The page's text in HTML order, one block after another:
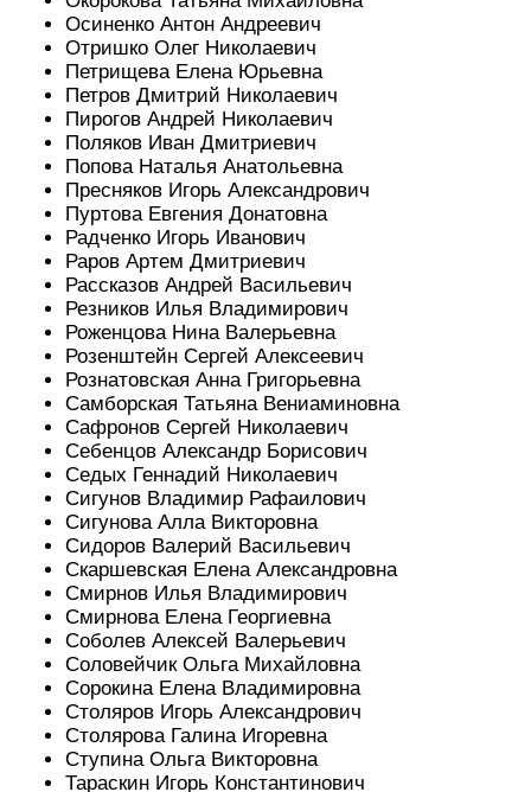
Осиненко Антон Андреевич
Отришко Олег Николаевич
Петрищева Елена Юрьевна
Петров Дмитрий Николаевич
Пирогов Андрей Николаевич
Поляков Иван Дмитриевич
Попова Наталья Анатольевна
Пресняков Игорь Александрович
Пуртова Евгения Донатовна
Радченко Игорь Иванович
Раров Артем Дмитриевич
Рассказов Андрей Васильевич
Резников Илья Владимирович
Роженцова Нина Валерьевна
Розенштейн Сергей Алексеевич
Рознатовская Анна Григорьевна
Самборская Татьяна Вениаминовна
Сафронов Сергей Николаевич
Себенцов Александр Борисович
Седых Геннадий Николаевич
Сигунов Владимир Рафаилович
Сигунова Алла Викторовна
Сидоров Валерий Васильевич
Скаршевская Елена Александровна
Смирнов Илья Владимирович
Смирнова Елена Георгиевна
Соболев Алексей Валерьевич
Соловейчик Ольга Михайловна
Сорокина Елена Владимировна
Столяров Игорь Александрович
Столярова Галина Игоревна
Ступина Ольга Викторовна
Тараскин Игорь Константинович